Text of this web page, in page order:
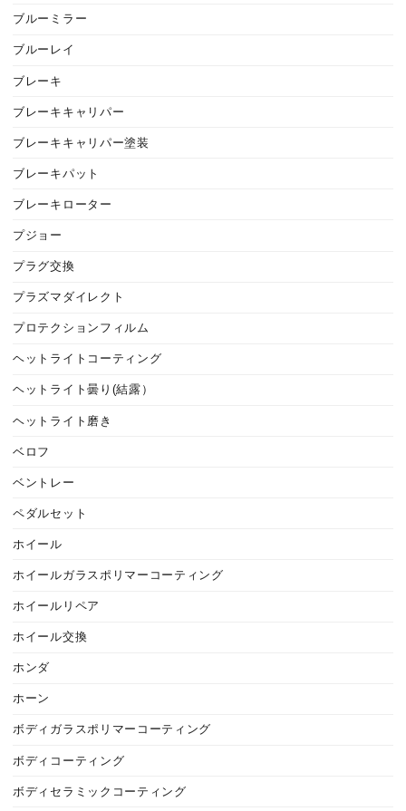
ブルーミラー
ブルーレイ
ブレーキ
ブレーキキャリパー
ブレーキキャリパー塗装
ブレーキパット
ブレーキローター
プジョー
プラグ交換
プラズマダイレクト
プロテクションフィルム
ヘットライトコーティング
ヘットライト曇り(結露）
ヘットライト磨き
ベロフ
ベントレー
ペダルセット
ホイール
ホイールガラスポリマーコーティング
ホイールリペア
ホイール交換
ホンダ
ホーン
ボディガラスポリマーコーティング
ボディコーティング
ボディセラミックコーティング